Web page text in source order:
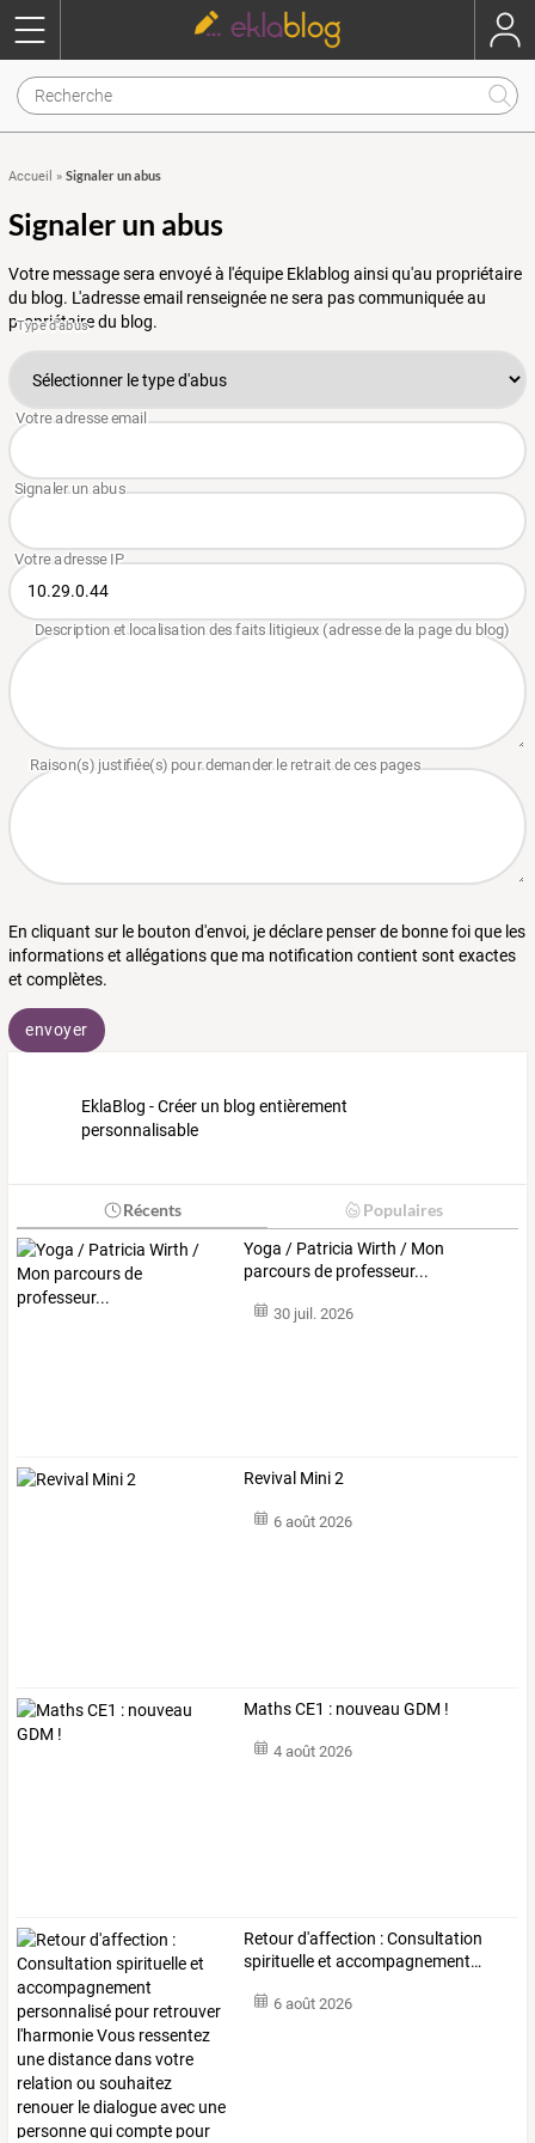
Accueil » Signaler un abus
Signaler un abus
Votre message sera envoyé à l'équipe Eklablog ainsi qu'au propriétaire
du blog. L'adresse email renseignée ne sera pas communiquée au
propriétaire du blog.
En cliquant sur le bouton d'envoi, je déclare penser de bonne foi que les
informations et allégations que ma notification contient sont exactes
et complètes.
envoyer
EklaBlog - Créer un blog entièrement
personnalisable
Récents Populaires
Yoga / Patricia Wirth / Mon
parcours de professeur...
30 juil. 2026
Revival Mini 2
6 août 2026
Maths CE1 : nouveau GDM !
4 août 2026
Retourd'affection :Consultation
spirituelleet accompagnement…
6 août 2026